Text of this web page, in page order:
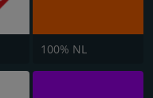
100% NL